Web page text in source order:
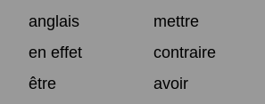
anglais
mettre
en effet
contraire
être
avoir